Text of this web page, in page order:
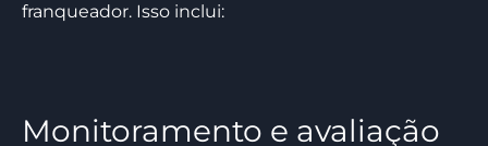
franqueador. Isso inclui:
Monitoramento e avaliação